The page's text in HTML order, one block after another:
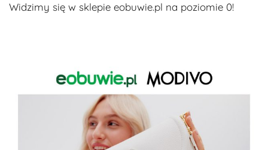
Widzimy się w sklepie eobuwie.pl na poziomie 0!